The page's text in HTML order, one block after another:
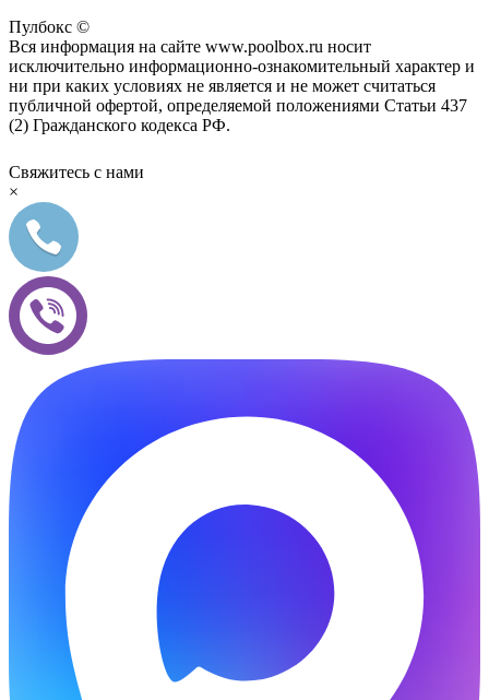
Пулбокс ©
Вся информация на сайте www.poolbox.ru носит
исключительно информационно-ознакомительный характер и
ни при каких условиях не является и не может считаться
публичной офертой, определяемой положениями Статьи 437
(2) Гражданского кодекса РФ.
Свяжитесь с нами
×